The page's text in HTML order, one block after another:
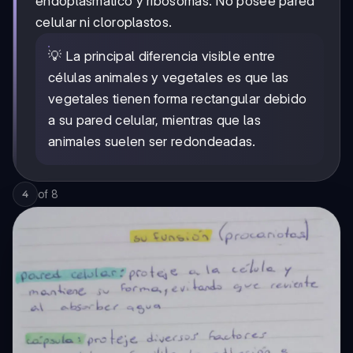
celular ni cloroplastos.
💡 La principal diferencia visible entre
células animales y vegetales es que las
vegetales tienen forma rectangular debido
a su pared celular, mientras que las
animales suelen ser redondeadas.
4 of 8